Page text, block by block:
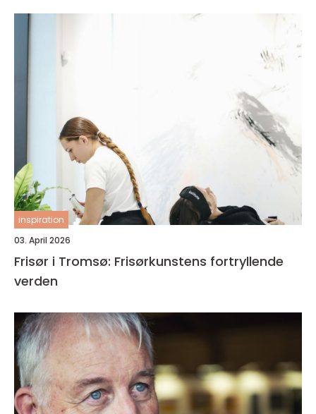
inspiration
03. April 2026
Frisør i Tromsø: Frisørkunstens fortryllende
verden